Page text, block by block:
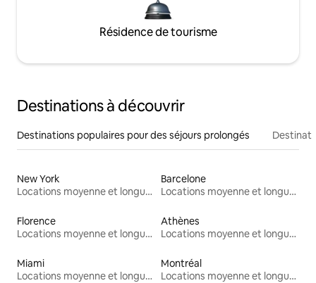
Résidence de tourisme
Destinations à découvrir
Destinations populaires pour des séjours prolongés
New York
Locations moyenne et longue durée
Barcelone
Locations moyenne et longue durée
Florence
Locations moyenne et longue durée
Athènes
Locations moyenne et longue durée
Miami
Locations moyenne et longue durée
Montréal
Locations moyenne et longue durée